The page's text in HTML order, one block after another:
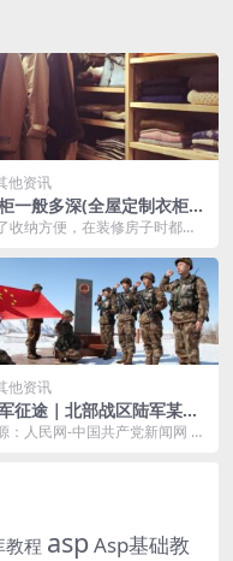
他资讯
一般多深(全屋定制衣柜一
深)
收纳方便，在装修房子时都会
到邻居跟我抱怨，...
他资讯
征途｜北部战区陆军某边
四连：“英雄树”屹立风雪
：人民网-中国共产党新闻网 原
教程 asp Asp基础教